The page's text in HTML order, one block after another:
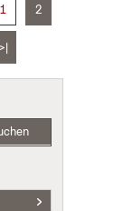
1 2
>|